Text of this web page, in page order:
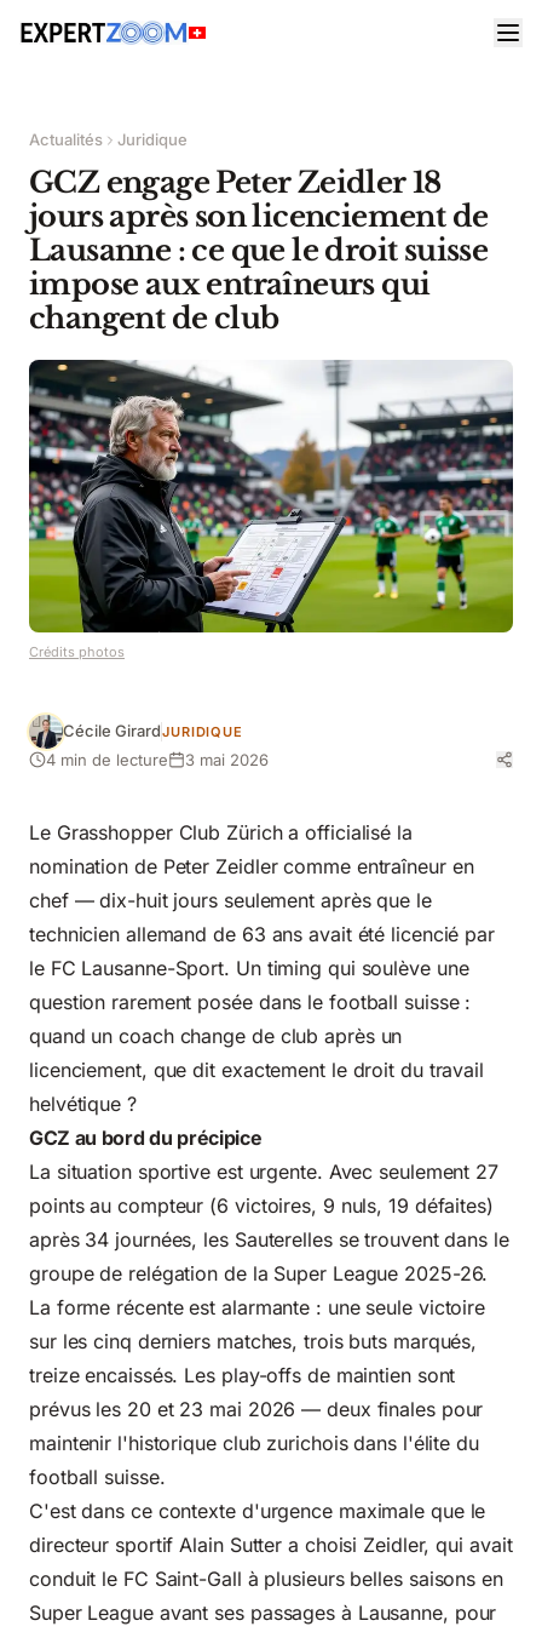
Actualités Juridique
GCZ engage Peter Zeidler 18
jours après son licenciement de
Lausanne : ce que le droit suisse
impose aux entraîneurs qui
changent de club
Crédits photos
Cécile GirardJURIDIQUE
4 min de lecture 3 mai 2026
Le Grasshopper Club Zürich a officialisé la
nomination de Peter Zeidler comme entraîneur en
chef — dix-huit jours seulement après que le
technicien allemand de 63 ans avait été licencié par
le FC Lausanne-Sport. Un timing qui soulève une
question rarement posée dans le football suisse :
quand un coach change de club après un
licenciement, que dit exactement le droit du travail
helvétique ?
GCZ au bord du précipice
La situation sportive est urgente. Avec seulement 27
points au compteur (6 victoires, 9 nuls, 19 défaites)
après 34 journées, les Sauterelles se trouvent dans le
groupe de relégation de la Super League 2025-26.
La forme récente est alarmante : une seule victoire
sur les cinq derniers matches, trois buts marqués,
treize encaissés. Les play-offs de maintien sont
prévus les 20 et 23 mai 2026 — deux finales pour
maintenir l'historique club zurichois dans l'élite du
football suisse.
C'est dans ce contexte d'urgence maximale que le
directeur sportif Alain Sutter a choisi Zeidler, qui avait
conduit le FC Saint-Gall à plusieurs belles saisons en
Super League avant ses passages à Lausanne, pour